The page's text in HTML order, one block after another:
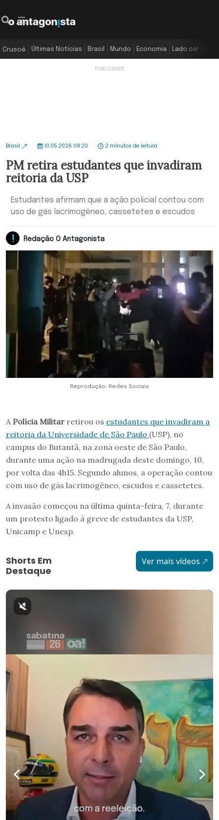
Crusoé Últimas Notícias Brasil Mundo Economia Lado oa!
Brasil 10.05.2026 08:20 2 minutos de leitura
PM retira estudantes que invadiram
reitoria da USP
Estudantes afirmam que a ação policial contou com
uso de gás lacrimogêneo, cassetetes e escudos
Redação O Antagonista
Reprodução: Redes Sociais
A Polícia Militar retirou os estudantes que invadiram a
reitoria da Universidade de São Paulo (USP), no
campus do Butantã, na zona oeste de São Paulo,
durante uma ação na madrugada deste domingo, 10,
por volta das 4h15. Segundo alunos, a operação contou
com uso de gás lacrimogêneo, escudos e cassetetes.
A invasão começou na última quinta-feira, 7, durante
um protesto ligado à greve de estudantes da USP,
Unicamp e Unesp.
Shorts Em
Destaque
Ver mais vídeos